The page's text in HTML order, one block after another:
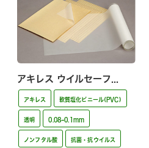
アキレス ウイルセーフ...
アキレス 軟質塩化ビニール(PVC)
透明 0.08~0.1mm
ノンフタル酸 抗菌・抗ウイルス